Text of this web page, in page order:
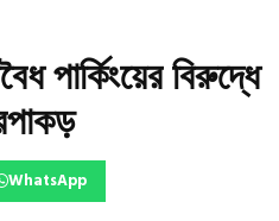
পার্কিংয়ের বিরুদ্ধে
WhatsApp